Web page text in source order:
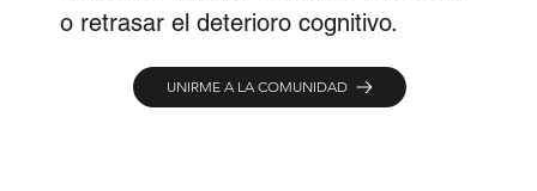
o retrasar el deterioro cognitivo.
UNIRME A LA COMUNIDAD